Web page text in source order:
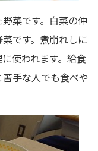
菜です。白菜の仲
です。煮崩れしに
使われます。給食
手な人でも食べや